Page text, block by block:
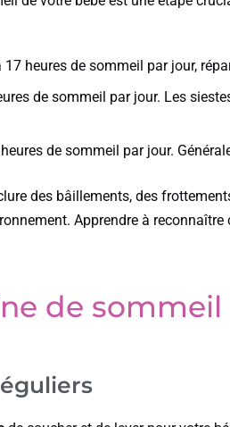
17 heures de sommeil par jour,
de sommeil par jour. Les
de sommeil par jour.
des bâillements, des
Apprendre à
de sommeil